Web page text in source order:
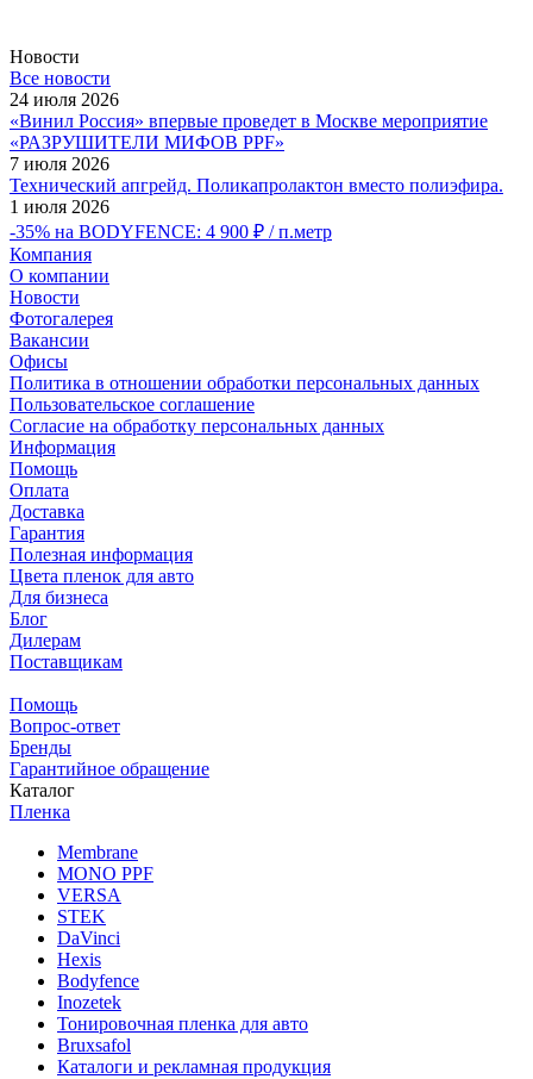
Новости
Все новости
24 июля 2026
«Винил Россия» впервые проведет в Москве мероприятие
«РАЗРУШИТЕЛИ МИФОВ PPF»
7 июля 2026
Технический апгрейд. Поликапролактон вместо полиэфира.
1 июля 2026
-35% на BODYFENCE: 4 900 ₽ / п.метр
Компания
О компании
Новости
Фотогалерея
Вакансии
Офисы
Политика в отношении обработки персональных данных
Пользовательское соглашение
Согласие на обработку персональных данных
Информация
Помощь
Оплата
Доставка
Гарантия
Полезная информация
Цвета пленок для авто
Для бизнеса
Блог
Дилерам
Поставщикам
Помощь
Вопрос-ответ
Бренды
Гарантийное обращение
Каталог
Пленка
Membrane
MONO PPF
VERSA
STEK
DaVinci
Hexis
Bodyfence
Inozetek
Тонировочная пленка для авто
Bruxsafol
Каталоги и рекламная продукция